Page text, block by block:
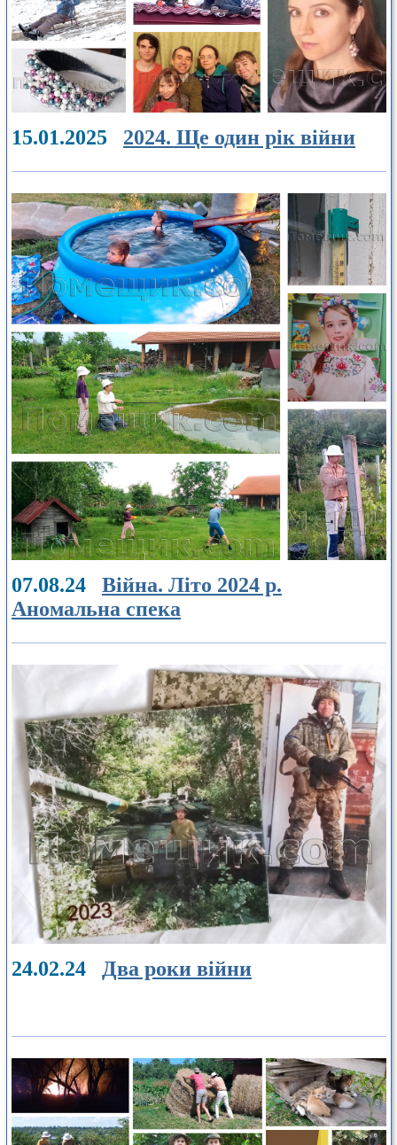
15.01.2025 2024. Ще один рік війни
07.08.24 Війна. Літо 2024 р.
Аномальна спека
24.02.24 Два роки війни